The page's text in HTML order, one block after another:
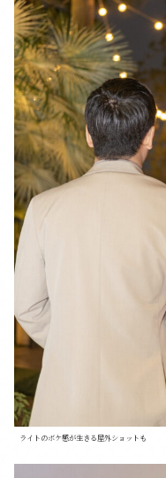
ライトのボケ感が生きる屋外ショットも